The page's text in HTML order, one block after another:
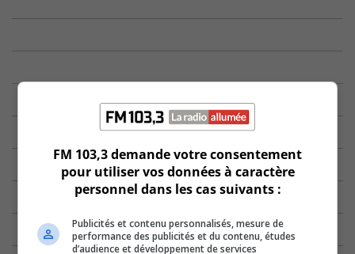
FM 103,3 demande votre consentement
pour utiliser vos données à caractère
personnel dans les cas suivants :
Publicités et contenu personnalisés, mesure de
performance des publicités et du contenu, études
d’audience et développement de services